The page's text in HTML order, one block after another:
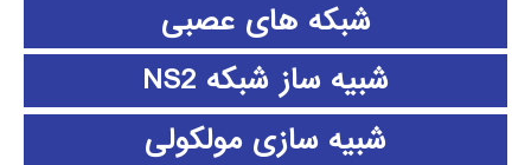
شبکه های عصبی
شبیه ساز شبکه NS2
شبیه سازی مولکولی